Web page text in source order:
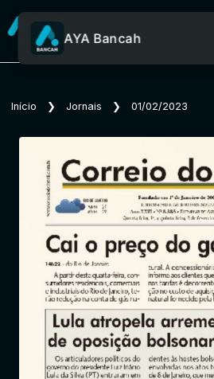
Sobre o
AYA Bancah
Início ❯ Jornais ❯ 01/02/2023